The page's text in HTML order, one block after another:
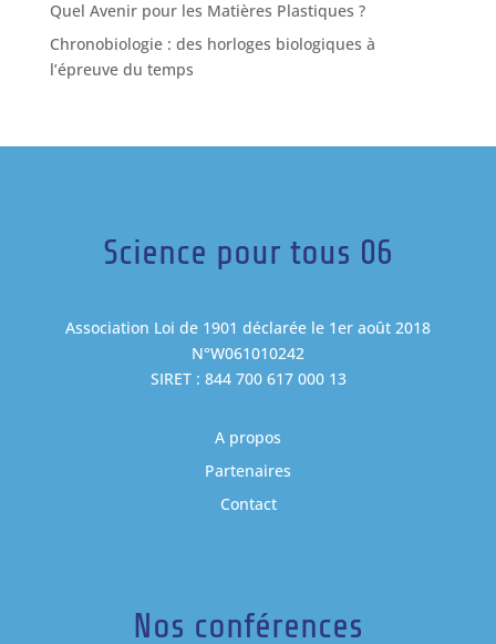
Quel Avenir pour les Matières Plastiques ?
Chronobiologie : des horloges biologiques à
l’épreuve du temps
Science pour tous 06
Association Loi de 1901 déclarée le 1er août 2018
N°W061010242
SIRET : 844 700 617 000 13
A propos
Partenaires
Contact
Nos conférences